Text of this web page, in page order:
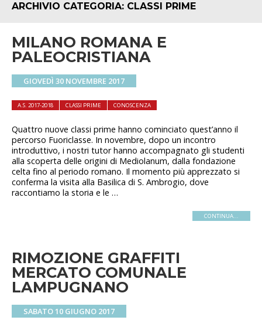
ARCHIVIO CATEGORIA: CLASSI PRIME
MILANO ROMANA E
PALEOCRISTIANA
GIOVEDÌ 30 NOVEMBRE 2017
A.S. 2017-2018 CLASSI PRIME CONOSCENZA
Quattro nuove classi prime hanno cominciato quest’anno il
percorso Fuoriclasse. In novembre, dopo un incontro
introduttivo, i nostri tutor hanno accompagnato gli studenti
alla scoperta delle origini di Mediolanum, dalla fondazione
celta fino al periodo romano. Il momento più apprezzato si
conferma la visita alla Basilica di S. Ambrogio, dove
raccontiamo la storia e le …
CONTINUA...
RIMOZIONE GRAFFITI
MERCATO COMUNALE
LAMPUGNANO
SABATO 10 GIUGNO 2017